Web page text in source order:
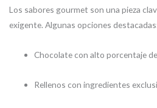
Los sabores gourmet son una pieza
exigente. Algunas opciones
Chocolate con alto porcentaje
Rellenos con ingredientes